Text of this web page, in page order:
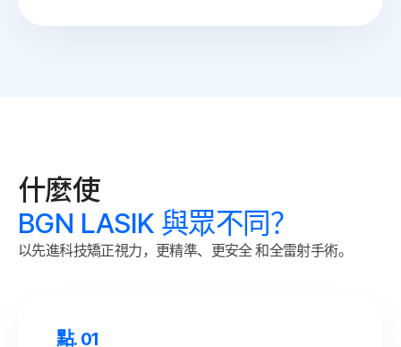
什麼使
BGN LASIK 與眾不同？
以先進科技矯正視力，更精準、更安全和全雷射手術。
點. 01